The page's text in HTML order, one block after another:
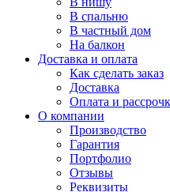
В спальню
В частный дом
На балкон
Доставка и оплата
Как сделать заказ
Доставка
Оплата и
О компании
Производство
Гарантия
Портфолио
Отзывы
Реквизиты